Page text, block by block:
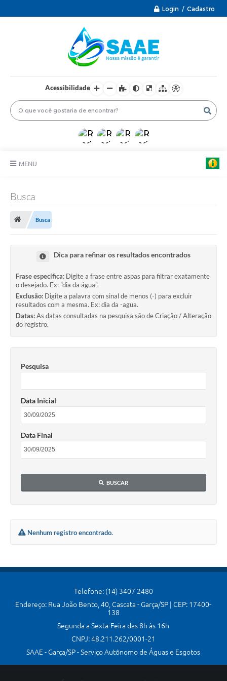
Login / Cadastro
Acessibilidade
MENU
PROTOCOLO ELETRÔNICO
2ª VIA DE CONTA
CONCURSOS
PORTAL TRANSPARÊNCIA
OUVIDORIA
RECADASTRAMENTO
LOTEADOR
2° VIA CONTAS
Galeria de Fotos
Contratos
Audiências Públicas
Galeria de Vídeos
Busca
Busca
Dica para refinar os resultados encontrados
Frase específica: Digite a frase entre aspas para filtrar exatamente
o desejado. Ex: "dia da água".
Exclusão: Digite a palavra com sinal de menos (-) para excluir
resultados com a mesma. Ex: dia da -agua.
Datas:As datas consultadas na pesquisa são de Criação / Alteração
do registro.
Pesquisa
Data Inicial
Data Final
BUSCAR
Nenhum registro encontrado.
Telefone: (14) 3407 2480
Endereço: Rua João Bento, 40, Cascata - Garça/SP | CEP: 17400-
138
Segunda a Sexta-Feira das 8h às 16h
CNPJ: 48.211.262/0001-21
SAAE - Garça/SP - Serviço Autônomo de Águas e Esgotos